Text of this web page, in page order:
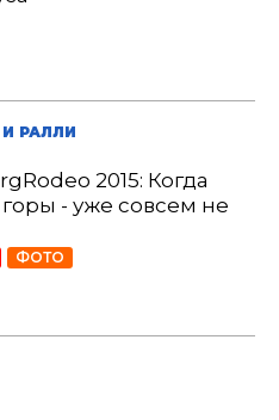
РАЛЛИ
2015: Когда
- уже совсем не
ФОТО